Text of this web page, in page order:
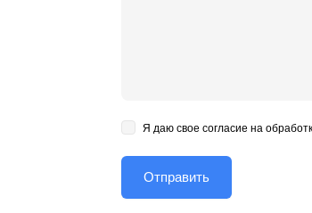
Я даю свое согласие на